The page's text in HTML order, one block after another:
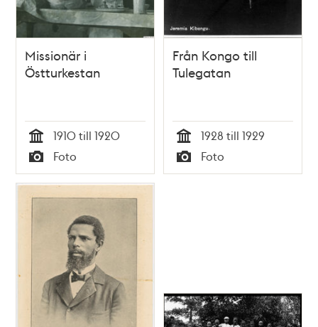
Missionär i
Östturkestan
Tid
1910 till 1920
Typ
Foto
Från Kongo till
Tulegatan
Tid
1928 till 1929
Typ
Foto